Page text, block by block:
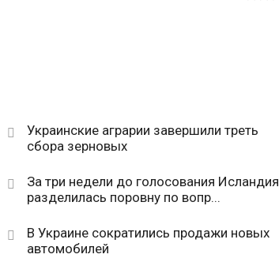
Украинские аграрии завершили треть
сбора зерновых
За три недели до голосования Исландия
разделилась поровну по вопр...
В Украине сократились продажи новых
автомобилей